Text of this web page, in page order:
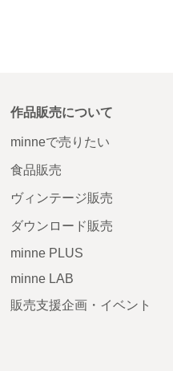
作品販売について
minneで売りたい
食品販売
ヴィンテージ販売
ダウンロード販売
minne PLUS
minne LAB
販売支援企画・イベント